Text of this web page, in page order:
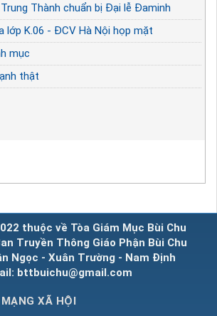
Thành chuẩn bị Đại lễ Đaminh
lớp K.06 - ĐCV Hà Nội họp mặt
mục
thật
thuộc về Tòa Giám Mục Bùi Chu
Truyền Thông Giáo Phận Bùi Chu
Ngọc - Xuân Trường - Nam Định
bttbuichu@gmail.com
XÃ HỘI